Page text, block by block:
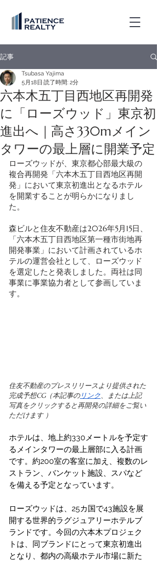
記事
六本木五丁目西地区再開発
に「ローズウッド」東京初
進出へ｜高さ330mメイン
タワーの最上層に開業予定
Tsubasa Yajima
5月18日 読了時間: 2分
ローズウッドが、東京都心部最大級の
複合再開発「六本木五丁目西地区再開
発」において東京初進出となるホテル
を開業することが明らかになりまし
た。
森ビルと住友不動産は2026年5月15日、
「六本木五丁目西地区第一種市街地再
開発事業」において計画されているホ
テルの運営会社として、ローズウッド
を選定したと発表しました。両社は同
事業に事業協力者として参画していま
す。
住友不動産のプレスリリースより提供された
完成予想CG（本記事のリンク、または上記
写真をクリックすると再開発の詳細をご覧い
ただけます ）
ホテルは、地上約330メートルを予定す
るメインタワーの最上層部に入る計画
です。約200室の客室に加え、複数のレ
ストラン、バンケット施設、スパなど
を備える予定となっています。
ローズウッドは、25カ国で43施設を展
開する世界的ラグジュアリーホテルブ
ランドです。今回の六本木プロジェク
トは、同ブランドにとって東京初進出
となり、都内の高級ホテル市場に新た